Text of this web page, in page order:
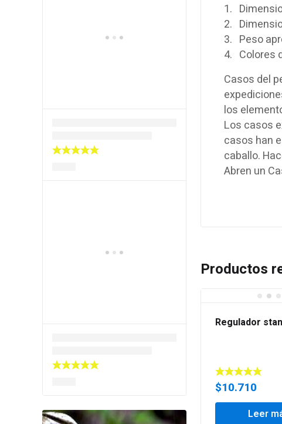
1.
2.
3. Peso
4. Colores
Casos del
los
Los casos
casos han
caballo.
Abren un
Productos
Regulador
$10.710
Leer